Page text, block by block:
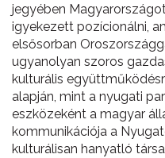
jegyében
igyekezett pozícionálni,
elsősorban
ugyanolyan szoros
kulturális
alapján, mint a nyugati
eszközeként a magyar
kommunikációja a
kulturálisan hanyatló